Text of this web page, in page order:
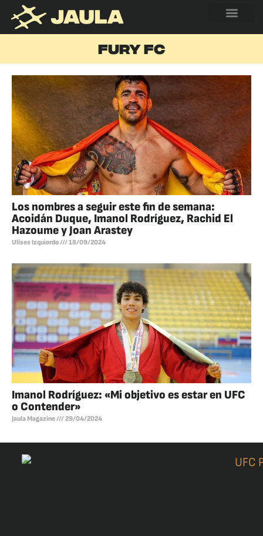
FURY FC
Los nombres a seguir este fin de semana:
Acoidán Duque, Imanol Rodríguez, Rachid El
Hazoume y Joan Arastey
Ulises Izquierdo 18/09/2024
Imanol Rodríguez: «Mi objetivo es estar en UFC
o Contender»
Jaula Magazine 29/04/2024